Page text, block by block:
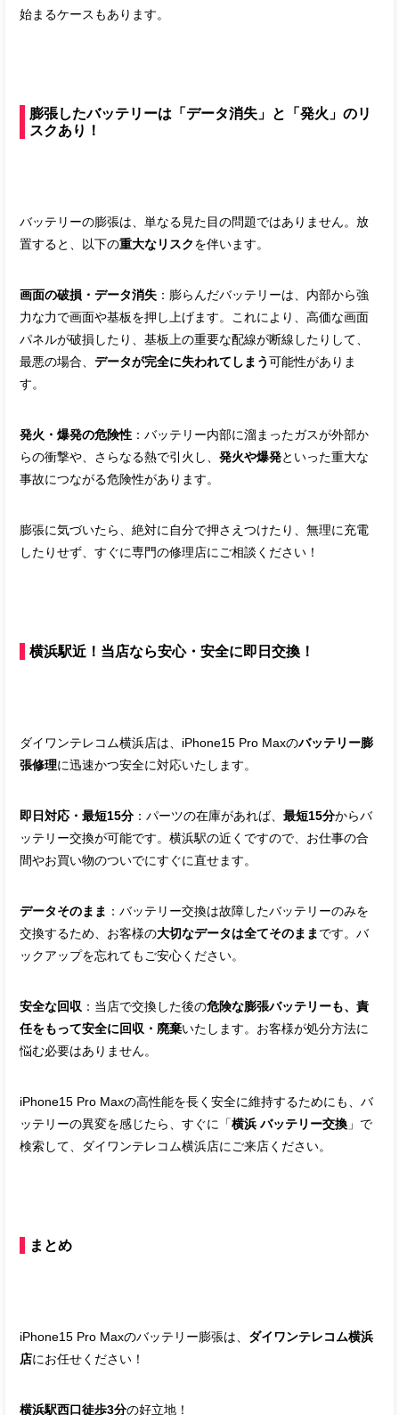
始まるケースもあります。
膨張したバッテリーは「データ消失」と「発火」のリ
スクあり！
バッテリーの膨張は、単なる見た目の問題ではありません。放
置すると、以下の重大なリスクを伴います。
画面の破損・データ消失 ：膨らんだバッテリーは、内部から強
力な力で画面や基板を押し上げます。これにより、高価な画面
パネルが破損したり、基板上の重要な配線が断線したりして、
最悪の場合、データが完全に失われてしまう可能性がありま
す。
発火・爆発の危険性 ：バッテリー内部に溜まったガスが外部か
らの衝撃や、さらなる熱で引火し、発火や爆発といった重大な
事故につながる危険性があります。
膨張に気づいたら、絶対に自分で押さえつけたり、無理に充電
したりせず、すぐに専門の修理店にご相談ください！
横浜駅近！当店なら安心・安全に即日交換！
ダイワンテレコム横浜店は、iPhone15 Pro Maxのバッテリー膨
張修理に迅速かつ安全に対応いたします。
即日対応・最短15分 ：パーツの在庫があれば、最短15分からバ
ッテリー交換が可能です。横浜駅の近くですので、お仕事の合
間やお買い物のついでにすぐに直せます。
データそのまま ：バッテリー交換は故障したバッテリーのみを
交換するため、お客様の大切なデータは全てそのまま です。バ
ックアップを忘れてもご安心ください。
安全な回収 ：当店で交換した後の危険な膨張バッテリーも、責
任をもって安全に回収・廃棄いたします。お客様が処分方法に
悩む必要はありません。
iPhone15 Pro Maxの高性能を長く安全に維持するためにも、バ
ッテリーの異変を感じたら、すぐに「横浜 バッテリー交換 」で
検索して、ダイワンテレコム横浜店にご来店ください。
まとめ
iPhone15 Pro Maxのバッテリー膨張は、 ダイワンテレコム横浜
店にお任せください！
横浜駅西口徒歩3分の好立地！